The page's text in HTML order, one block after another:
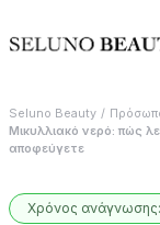
Seluno Beauty
Μικυλλιακό νερό: πώς
αποφεύγετε
Χρόνος